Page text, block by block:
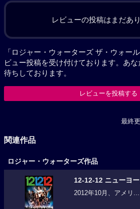
レビューの投稿はまだあり
「ロジャー・ウォーターズ ザ・ウォー
ビュー投稿を受け付けております。あな
待ちしております。
レビューを投稿する
最終
関連作品
ロジャー・ウォーターズ作品
12-12-12 ニューヨ
2012年10月、アメリ...